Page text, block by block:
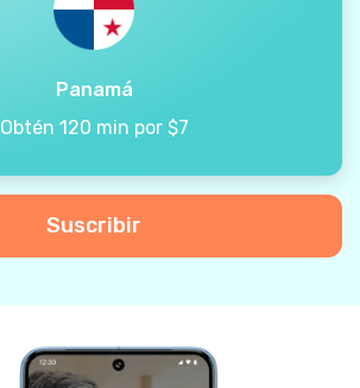
Panamá
Obtén 120 min por $7
Suscribir